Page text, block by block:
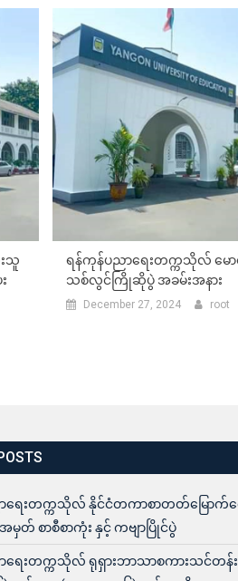
သူ
ရန်ကုန်ပညာရေးတက္ကသိုလ် မေ
သစ်လွင်ကြိုဆိုပွဲ အခမ်းအနား
December 27, 2024 root
ရေးတက္ကသိုလ် နိုင်ငံတကာစာတတ်မြောက်ရ
မှတ် စာစီစာကုံး နှင့် ကဗျာပြိုင်ပွဲ
ရေးတက္ကသိုလ် ရုရှားဘာသာစကားသင်တန်း